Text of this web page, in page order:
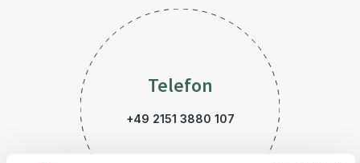
Telefon
+49 2151 3880 107